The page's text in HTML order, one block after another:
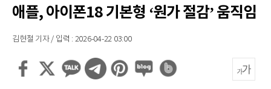
애플, 아이폰18 기본형 ‘원가 절감’ 움직임
김현철 기자 / 입력 : 2026-04-22 03:00